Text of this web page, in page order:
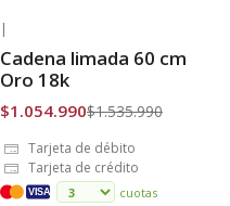
Envío Gratis
|
Cadena limada 60 cm
Oro 18k
$1.054.990$1.535.990
Tarjeta de débito
Tarjeta de crédito
VISA
cuotas